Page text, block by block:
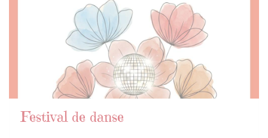
Festival de danse